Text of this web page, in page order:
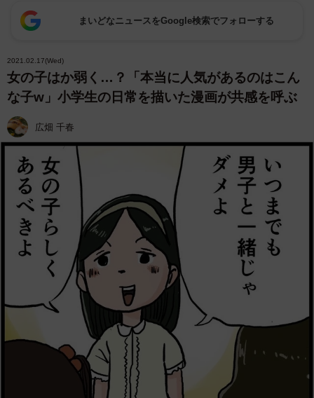
まいどなニュースをGoogle検索でフォローする
2021.02.17(Wed)
女の子はか弱く…？「本当に人気があるのはこん
な子w」小学生の日常を描いた漫画が共感を呼ぶ
広畑 千春